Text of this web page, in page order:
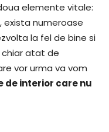
elemente vitale:
numeroase
la fel de bine si
chiar atat de
vor urma va vom
de interior care nu